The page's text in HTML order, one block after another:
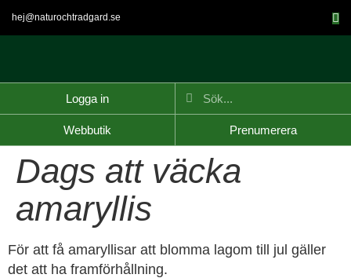
hej@naturochtradgard.se
Logga in
Webbutik Prenumerera
Dags att väcka
amaryllis
För att få amaryllisar att blomma lagom till jul gäller
det att ha framförhållning.